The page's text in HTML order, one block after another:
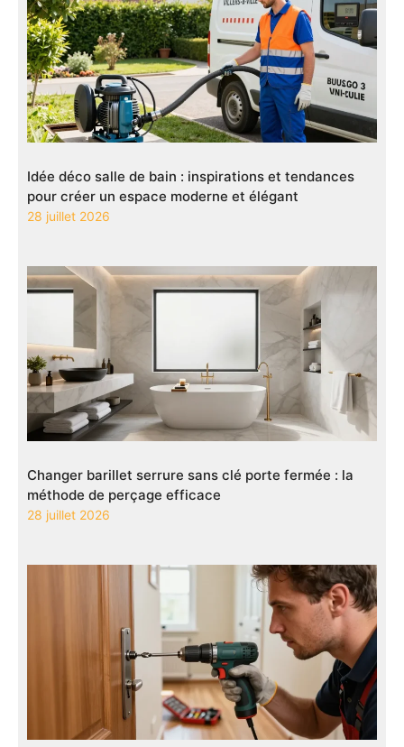
Idée déco salle de bain : inspirations et tendances
pour créer un espace moderne et élégant
28 juillet 2026
Changer barillet serrure sans clé porte fermée : la
méthode de perçage efficace
28 juillet 2026